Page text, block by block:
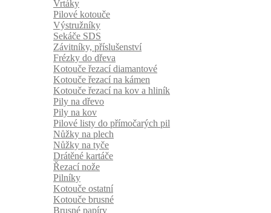
Vrtáky
Pilové kotouče
Výstružníky
Sekáče SDS
Závitníky, příslušenství
Frézky do dřeva
Kotouče řezací diamantové
Kotouče řezací na kámen
Kotouče řezací na kov a hliník
Pily na dřevo
Pily na kov
Pilové listy do přímočarých pil
Nůžky na plech
Nůžky na tyče
Drátěné kartáče
Řezací nože
Pilníky
Kotouče ostatní
Kotouče brusné
Brusné papíry